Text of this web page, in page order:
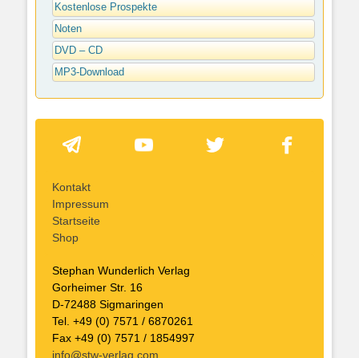
Kostenlose Prospekte
Noten
DVD – CD
MP3-Download
Kontakt
Impressum
Startseite
Shop
Stephan Wunderlich Verlag
Gorheimer Str. 16
D-72488 Sigmaringen
Tel. +49 (0) 7571 / 6870261
Fax +49 (0) 7571 / 1854997
info@stw-verlag.com